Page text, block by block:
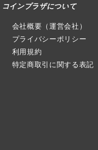
コインプラザについて
会社概要（運営会社）
プライバシーポリシー
利用規約
特定商取引に関する表記